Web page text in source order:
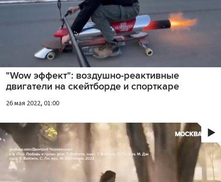
"Wow эффект": воздушно-реактивные
двигатели на скейтборде и спорткаре
26 мая 2022, 01:00